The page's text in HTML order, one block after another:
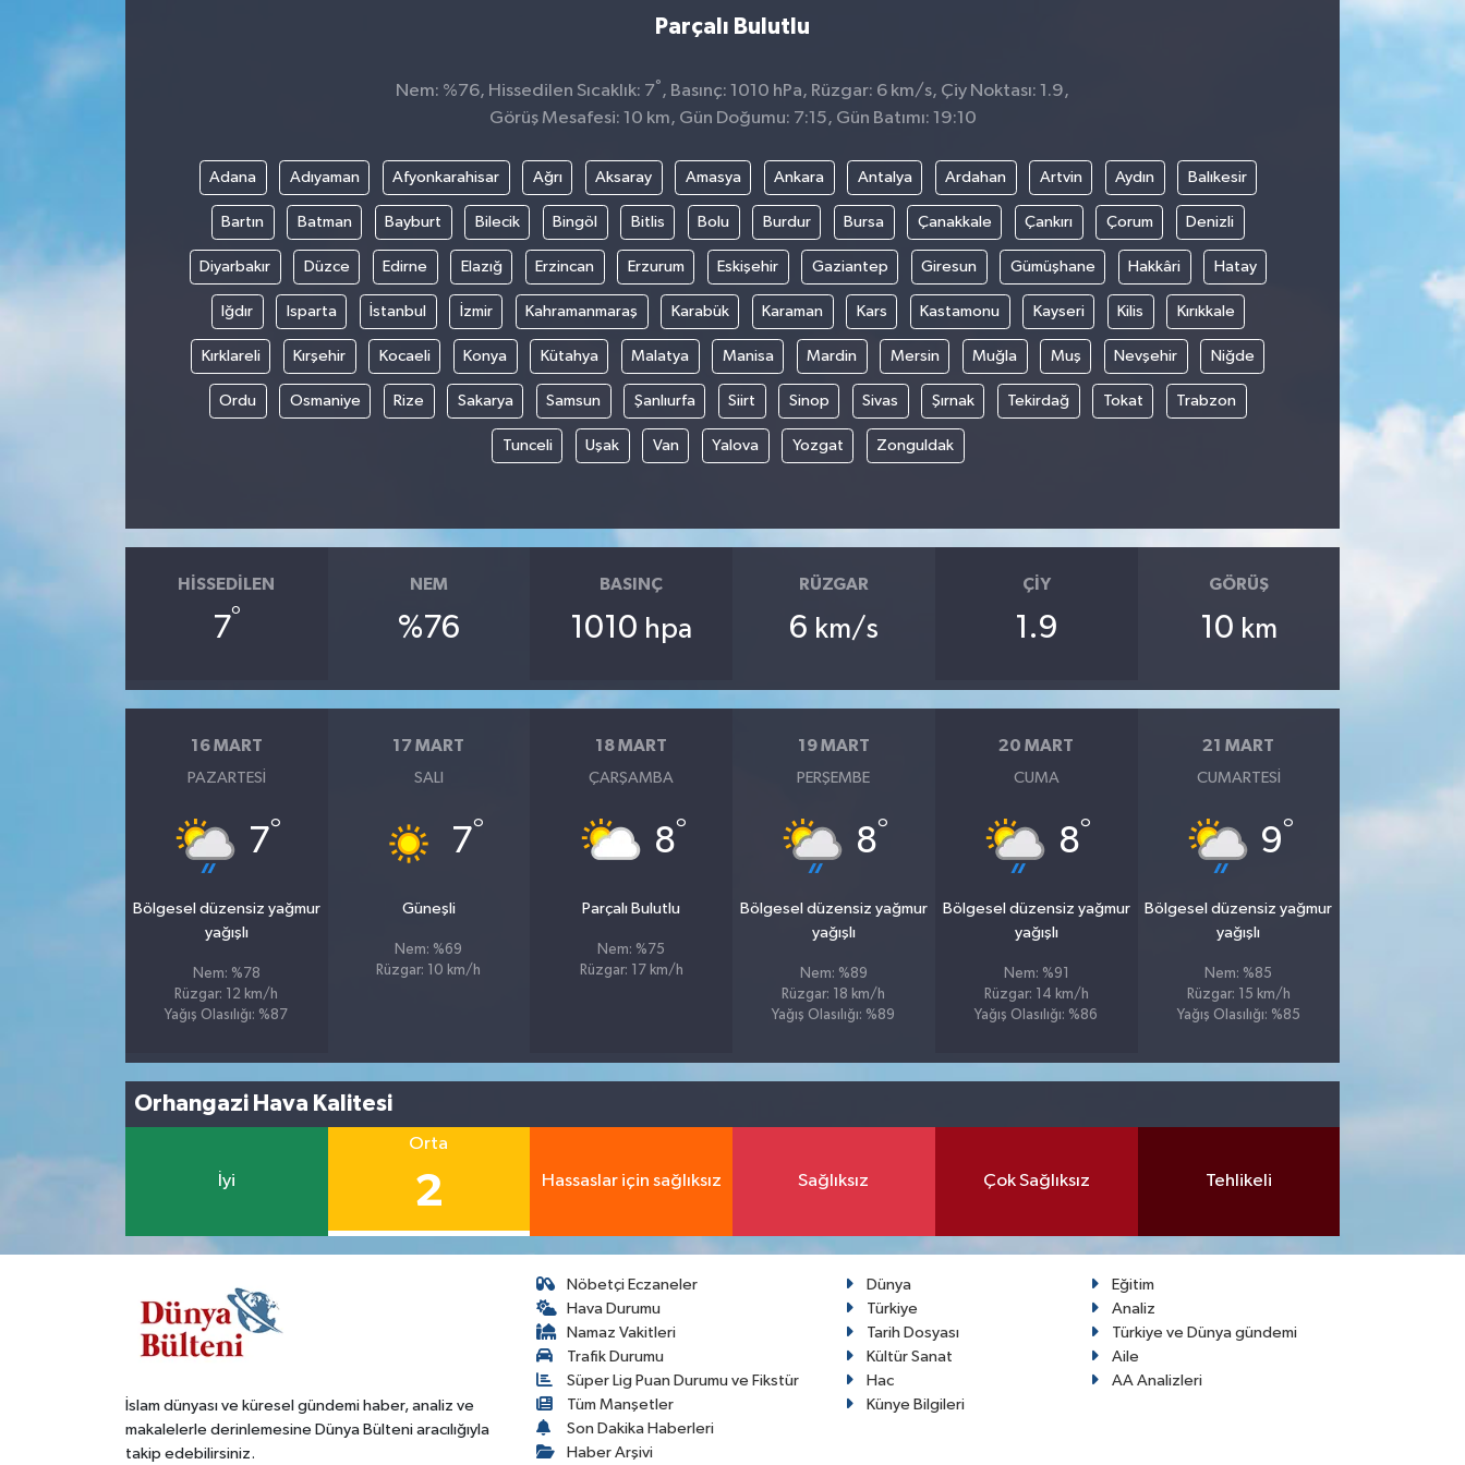
Parçalı Bulutlu
Nem: %76, Hissedilen Sıcaklık: 7° , Basınç: 1010 hPa, Rüzgar: 6 km/s, Çiy Noktası: 1.9,
Görüş Mesafesi: 10 km, Gün Doğumu: 7:15, Gün Batımı: 19:10
Adana Adıyaman Afyonkarahisar Ağrı Aksaray Amasya Ankara Antalya Ardahan Artvin Aydın Balıkesir
Bartın Batman Bayburt Bilecik Bingöl Bitlis Bolu Burdur Bursa Çanakkale Çankırı Çorum Denizli
Diyarbakır Düzce Edirne Elazığ Erzincan Erzurum Eskişehir Gaziantep Giresun Gümüşhane Hakkâri Hatay
Iğdır Isparta İstanbul İzmir Kahramanmaraş Karabük Karaman Kars Kastamonu Kayseri Kilis Kırıkkale
Kırklareli Kırşehir Kocaeli Konya Kütahya Malatya Manisa Mardin Mersin Muğla Muş Nevşehir Niğde
Ordu Osmaniye Rize Sakarya Samsun Şanlıurfa Siirt Sinop Sivas Şırnak Tekirdağ Tokat Trabzon
Tunceli Uşak Van Yalova Yozgat Zonguldak
HISSEDILEN
7°
NEM
%76
BASINÇ
1010 hpa
RÜZGAR
6 km/s
ÇIY
1.9
GÖRÜŞ
10 km
16 MART
PAZARTESI
7°
Bölgesel düzensiz yağmur
yağışlı
Nem: %78
Rüzgar: 12 km/h
Yağış Olasılığı: %87
17 MART
SALI
7°
Güneşli
Nem: %69
Rüzgar: 10 km/h
18 MART
ÇARŞAMBA
8°
Parçalı Bulutlu
Nem: %75
Rüzgar: 17 km/h
19 MART
PERŞEMBE
8°
Bölgesel düzensiz yağmur
yağışlı
Nem: %89
Rüzgar: 18 km/h
Yağış Olasılığı: %89
20 MART
CUMA
8°
Bölgesel düzensiz yağmur
yağışlı
Nem: %91
Rüzgar: 14 km/h
Yağış Olasılığı: %86
21 MART
CUMARTESI
9°
Bölgesel düzensiz yağmur
yağışlı
Nem: %85
Rüzgar: 15 km/h
Yağış Olasılığı: %85
Orhangazi Hava Kalitesi
İyi
Orta
2 Hassaslar için sağlıksız Sağlıksız Çok Sağlıksız Tehlikeli
İslam dünyası ve küresel gündemi haber, analiz ve
makalelerle derinlemesine Dünya Bülteni aracılığıyla
takip edebilirsiniz.
Nöbetçi Eczaneler
Hava Durumu
Namaz Vakitleri
Trafik Durumu
Süper Lig Puan Durumu ve Fikstür
Tüm Manşetler
Son Dakika Haberleri
Haber Arşivi
Dünya
Eğitim
Türkiye
Analiz
Tarih Dosyası
Türkiye ve Dünya gündemi
Kültür Sanat
Aile
Hac
AA Analizleri
Künye Bilgileri